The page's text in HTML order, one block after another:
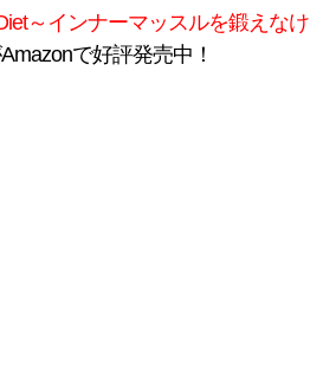
～インナーマッスルを鍛えなけ
で好評発売中！